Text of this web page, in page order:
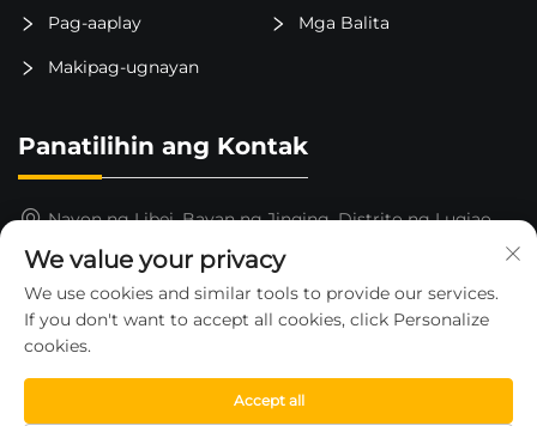
Pag-aaplay Mga Balita
Makipag-ugnayan
Panatilihin ang Kontak
Nayon ng Libei, Bayan ng Jinqing, Distrito ng Luqiao,
15325652000
[email protected]
We value your privacy
We use cookies and similar tools to provide our services.
If you don't want to accept all cookies, click Personalize
cookies.
Accept all